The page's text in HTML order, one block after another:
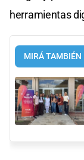
herramientas
MIRÁ TAMBIÉN